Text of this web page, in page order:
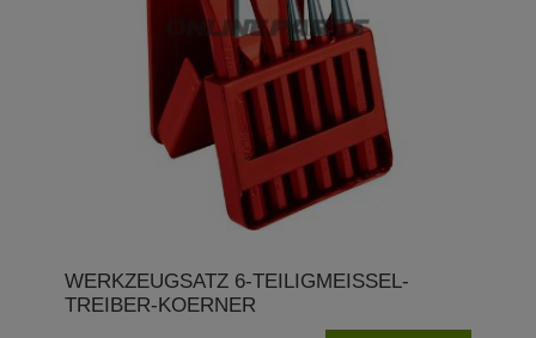
WERKZEUGSATZ 6-TEILIGMEISSEL-
TREIBER-KOERNER